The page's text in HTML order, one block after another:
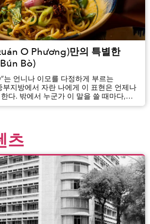
O Phương)만의 특별한
Bò)
는 언니나 이모를 다정하게 부르는
부지방에서 자란 나에게 이 표현은 언제나
다. 밖에서 누군가 이 말을 쓸 때마다,
고향으로 돌아간 듯한 기분에 휩싸인다.
츠